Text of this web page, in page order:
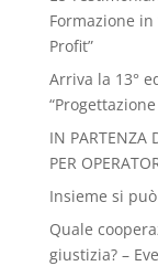
Formazione
Profit”
Arriva la 13°
IN PARTENZA
PER
Insieme si
Quale
giustizia? –